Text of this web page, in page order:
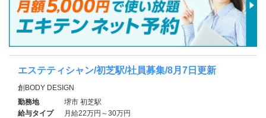
エステティシャン/初芝駅/社員募集/8月7日更新
創BODY DESIGN
勤務地
堺市 初芝駅
給与タイプ
月給22万円～30万円